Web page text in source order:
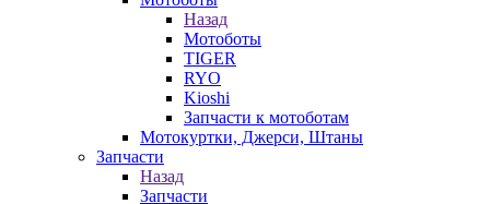
Назад
Мотоботы
TIGER
RYO
Kioshi
Запчасти к мотоботам
Мотокуртки, Джерси, Штаны
Запчасти
Назад
Запчасти